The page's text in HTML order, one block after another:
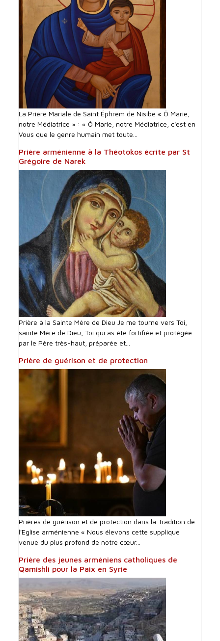
La Prière Mariale de Saint Éphrem de Nisibe « Ô Marie,
notre Médiatrice » : « Ô Marie, notre Médiatrice, c'est en
Vous que le genre humain met toute...
Prière arménienne à la Théotokos écrite par St
Grégoire de Narek
Prière à la Sainte Mère de Dieu Je me tourne vers Toi,
sainte Mère de Dieu, Toi qui as été fortifiée et protégée
par le Père très-haut, préparée et...
Prière de guérison et de protection
Prières de guérison et de protection dans la Tradition de
l'Eglise arménienne « Nous élevons cette supplique
venue du plus profond de notre cœur...
Prière des jeunes arméniens catholiques de
Qamishli pour la Paix en Syrie